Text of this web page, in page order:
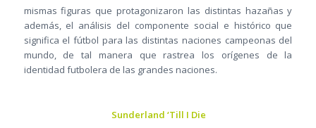
mismas figuras que protagonizaron las distintas hazañas y
además, el análisis del componente social e histórico que
significa el fútbol para las distintas naciones campeonas del
mundo, de tal manera que rastrea los orígenes de la
identidad futbolera de las grandes naciones.
Sunderland ‘Till I Die